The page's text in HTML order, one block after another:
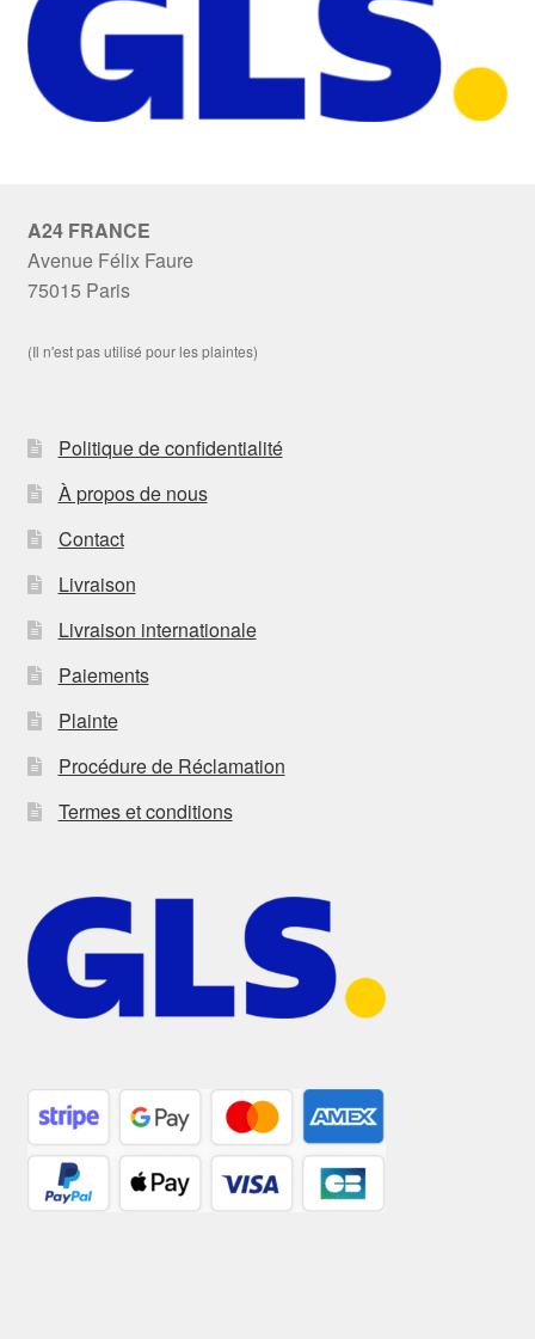
A24 FRANCE
Avenue Félix Faure
75015 Paris
(Il n'est pas utilisé pour les plaintes)
Politique de confidentialité
À propos de nous
Contact
Livraison
Livraison internationale
Paiements
Plainte
Procédure de Réclamation
Termes et conditions